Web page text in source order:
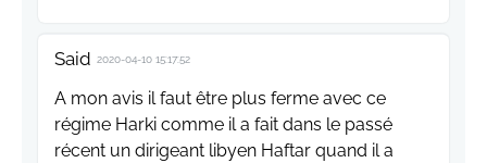
Said 2020-04-10 15:17:52
A mon avis il faut être plus ferme avec ce
régime Harki comme il a fait dans le passé
récent un dirigeant libyen Haftar quand il a